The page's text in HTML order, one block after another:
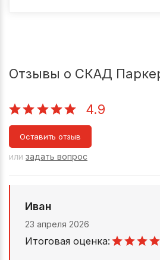
Отзывы о СКАД
4.9
Оставить отзыв
или задать вопрос
Иван
23 апреля 2026
Итоговая оценка: